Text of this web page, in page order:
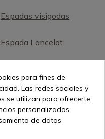
Espadas visigodas
Espada Lancelot
para fines de
Las redes sociales y
se utilizan para ofrecerte
personalizados.
de datos